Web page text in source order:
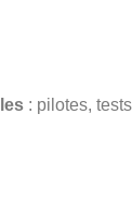
: pilotes,